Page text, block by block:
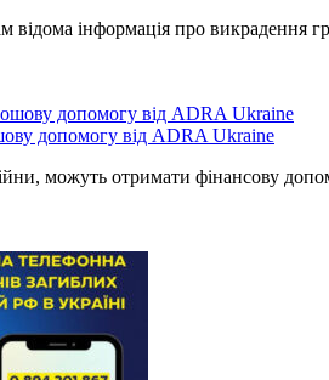
відома інформація про викрадення
допомогу від ADRA Ukraine
можуть отримати фінансову